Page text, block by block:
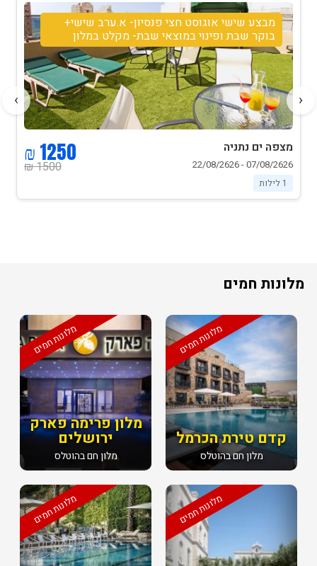
מבצע שישי אוגוסט חצי פנסיון- א.ערב שישי+
בוקר שבת ופינוי במוצאי שבת- מקלט במלון
מצפה ים נתניה
07/08/2626 - 22/08/2626
1 לילות
1500 ₪
1250 ₪
‹
›
מלונות חמים
מלונות חמים
מלון פרימה פארק
ירושלים
מלון חם בהוטלס
מלונות חמים
קדם טירת הכרמל
מלון חם בהוטלס
מלונות חמים מלונות חמים